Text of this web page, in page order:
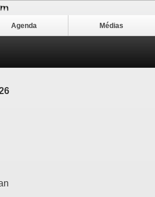
Agenda Médias